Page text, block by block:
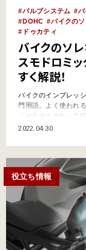
バルブシステム
DOHC
バイクの
ドゥカティ
バイクのソ
スモドロミ
すく解説！
バイクのインプレッ
門用語。よく使われ
「そもそもそれっ
更聞けないし。そん
のバイクメーカー・
2022.04.30
役立ち情報